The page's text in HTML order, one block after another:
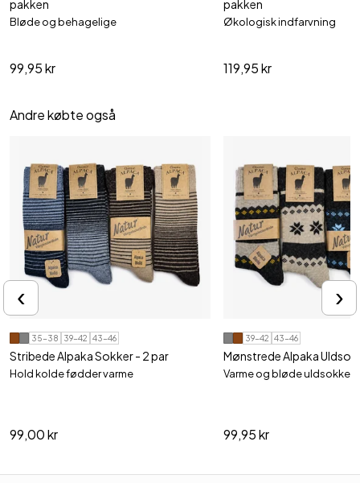
pakken
Bløde og behagelige
99,95 kr
pakken
Økologisk indfarvning
119,95 kr
Andre købte også
35-38 39-42 43-46
Stribede Alpaka Sokker - 2 par
Hold kolde fødder varme
99,00 kr
39-42 43-46
Mønstrede Alpaka
Varme og bløde uldsokker
99,95 kr
‹ ›